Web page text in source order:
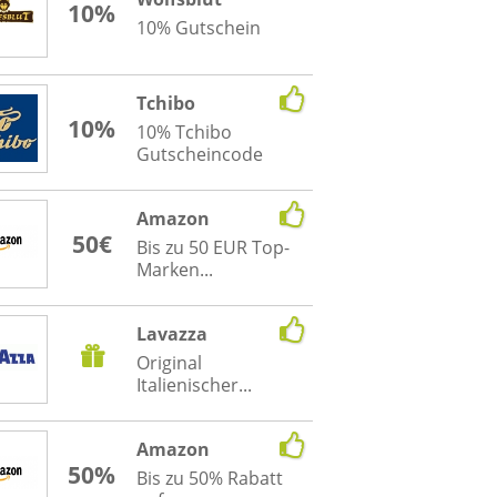
10%
10% Gutschein
10%
Tchibo
10% Tchibo
Gutscheincode
50€
Amazon
Bis zu 50 EUR Top-
Marken...
Lavazza
Original
Italienischer...
50%
Amazon
Bis zu 50% Rabatt